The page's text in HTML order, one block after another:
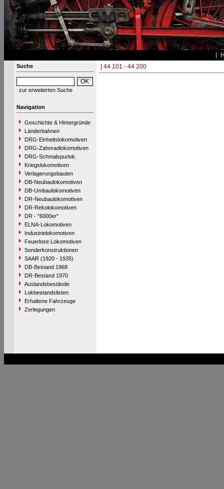
Suche
zur erweiterten Suche
Navigation
Geschichte & Hintergründe
Länderbahnen
DRG-Einheitslokomotiven
DRG-Zahnradlokomotiven
DRG-Schmalspurlok.
Kriegslokomotiven
Verlagerungsbauten
DB-Neubaulokomotiven
DB-Umbaulokomotiven
DR-Neubaulokomotiven
DR-Rekolokomotiven
DR - "6000er"
ELNA-Lokomotiven
Industrielokomotiven
Feuerlose Lokomotiven
Sonderkonstruktionen
SAAR (1920 - 1935)
DB-Bestand 1968
DR-Bestand 1970
Auslandsbestände
Lokbestandslisten
Erhaltene Fahrzeuge
Zerlegungen
44 101 - 44 200